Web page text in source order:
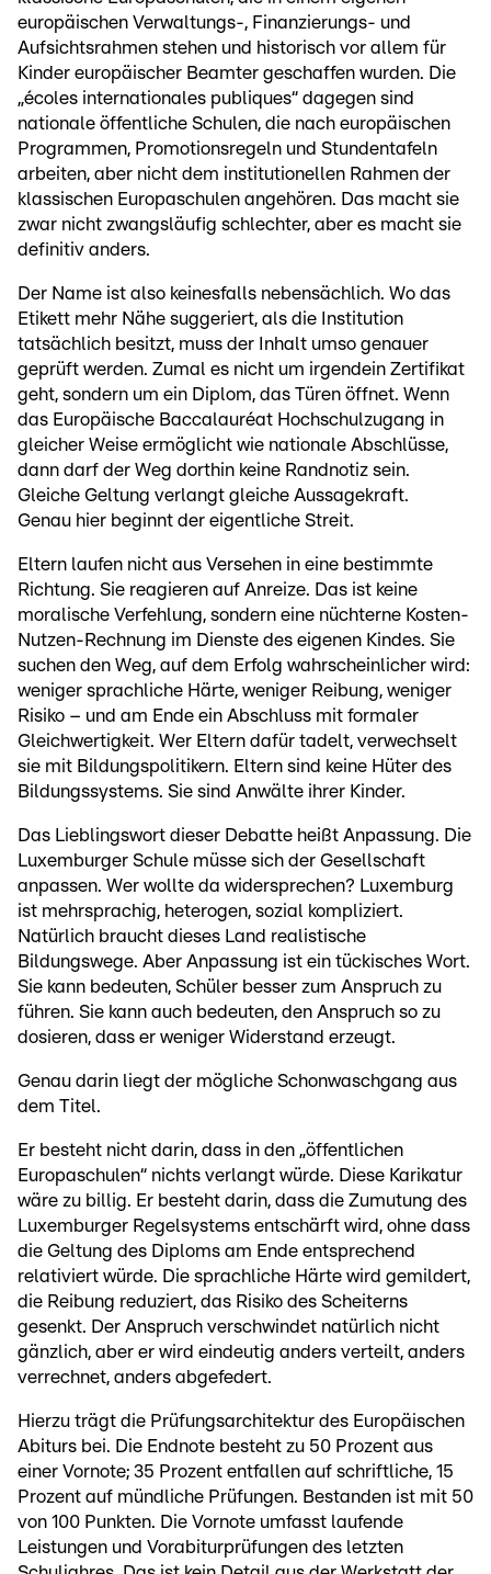
europäischen Verwaltungs-, Finanzierungs- und
Aufsichtsrahmen stehen und historisch vor allem für
Kinder europäischer Beamter geschaffen wurden. Die
„écoles internationales publiques“ dagegen sind
nationale öffentliche Schulen, die nach europäischen
Programmen, Promotionsregeln und Stundentafeln
arbeiten, aber nicht dem institutionellen Rahmen der
klassischen Europaschulen angehören. Das macht sie
zwar nicht zwangsläufig schlechter, aber es macht sie
definitiv anders.
Der Name ist also keinesfalls nebensächlich. Wo das
Etikett mehr Nähe suggeriert, als die Institution
tatsächlich besitzt, muss der Inhalt umso genauer
geprüft werden. Zumal es nicht um irgendein Zertifikat
geht, sondern um ein Diplom, das Türen öffnet. Wenn
das Europäische Baccalauréat Hochschulzugang in
gleicher Weise ermöglicht wie nationale Abschlüsse,
dann darf der Weg dorthin keine Randnotiz sein.
Gleiche Geltung verlangt gleiche Aussagekraft.
Genau hier beginnt der eigentliche Streit.
Eltern laufen nicht aus Versehen in eine bestimmte
Richtung. Sie reagieren auf Anreize. Das ist keine
moralische Verfehlung, sondern eine nüchterne Kosten-
Nutzen-Rechnung im Dienste des eigenen Kindes. Sie
suchen den Weg, auf dem Erfolg wahrscheinlicher wird:
weniger sprachliche Härte, weniger Reibung, weniger
Risiko – und am Ende ein Abschluss mit formaler
Gleichwertigkeit. Wer Eltern dafür tadelt, verwechselt
sie mit Bildungspolitikern. Eltern sind keine Hüter des
Bildungssystems. Sie sind Anwälte ihrer Kinder.
Das Lieblingswort dieser Debatte heißt Anpassung. Die
Luxemburger Schule müsse sich der Gesellschaft
anpassen. Wer wollte da widersprechen? Luxemburg
ist mehrsprachig, heterogen, sozial kompliziert.
Natürlich braucht dieses Land realistische
Bildungswege. Aber Anpassung ist ein tückisches Wort.
Sie kann bedeuten, Schüler besser zum Anspruch zu
führen. Sie kann auch bedeuten, den Anspruch so zu
dosieren, dass er weniger Widerstand erzeugt.
Genau darin liegt der mögliche Schonwaschgang aus
dem Titel.
Er besteht nicht darin, dass in den „öffentlichen
Europaschulen“ nichts verlangt würde. Diese Karikatur
wäre zu billig. Er besteht darin, dass die Zumutung des
Luxemburger Regelsystems entschärft wird, ohne dass
die Geltung des Diploms am Ende entsprechend
relativiert würde. Die sprachliche Härte wird gemildert,
die Reibung reduziert, das Risiko des Scheiterns
gesenkt. Der Anspruch verschwindet natürlich nicht
gänzlich, aber er wird eindeutig anders verteilt, anders
verrechnet, anders abgefedert.
Hierzu trägt die Prüfungsarchitektur des Europäischen
Abiturs bei. Die Endnote besteht zu 50 Prozent aus
einer Vornote; 35 Prozent entfallen auf schriftliche, 15
Prozent auf mündliche Prüfungen. Bestanden ist mit 50
von 100 Punkten. Die Vornote umfasst laufende
Leistungen und Vorabiturprüfungen des letzten